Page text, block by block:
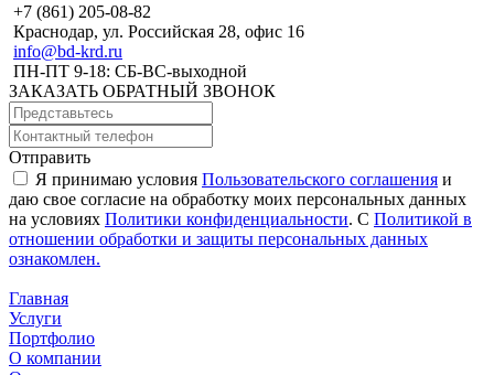
+7 (861) 205-08-82
Краснодар, ул. Российская 28, офис 16
info@bd-krd.ru
ПН-ПТ 9-18: СБ-ВС-выходной
ЗАКАЗАТЬ ОБРАТНЫЙ ЗВОНОК
Отправить
Я принимаю условия Пользовательского соглашения и
даю свое согласие на обработку моих персональных данных
на условиях Политики конфиденциальности. С Политикой в
отношении обработки и защиты персональных данных
ознакомлен.
Главная
Услуги
Портфолио
О компании